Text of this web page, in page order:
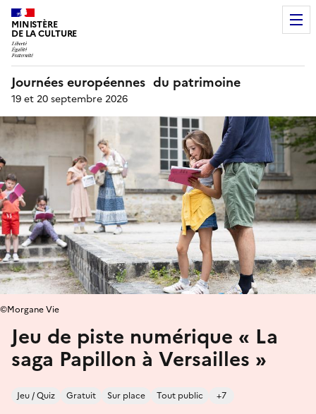
MINISTÈRE
DE LA CULTURE
Journées européennes du patrimoine
19 et 20 septembre 2026
Jeu de piste numérique « La
saga Papillon à Versailles »
Jeu / Quiz Gratuit Sur place Tout public +7
©Morgane Vie